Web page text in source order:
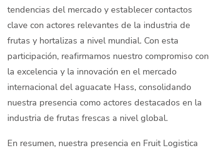
tendencias del mercado y establecer contactos
clave con actores relevantes de la industria de
frutas y hortalizas a nivel mundial. Con esta
participación, reafirmamos nuestro compromiso con
la excelencia y la innovación en el mercado
internacional del aguacate Hass, consolidando
nuestra presencia como actores destacados en la
industria de frutas frescas a nivel global.
En resumen, nuestra presencia en Fruit Logistica